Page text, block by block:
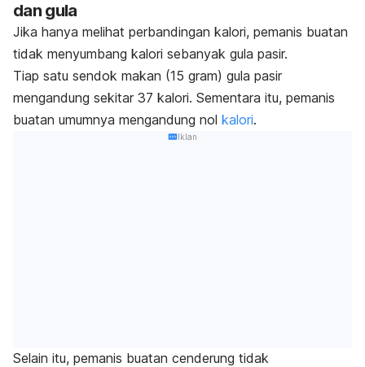
dan gula
Jika hanya melihat perbandingan kalori, pemanis buatan
tidak menyumbang kalori sebanyak gula pasir.
Tiap satu sendok makan (15 gram) gula pasir
mengandung sekitar 37 kalori. Sementara itu, pemanis
buatan umumnya mengandung nol kalori.
Iklan
Selain itu, pemanis buatan cenderung tidak